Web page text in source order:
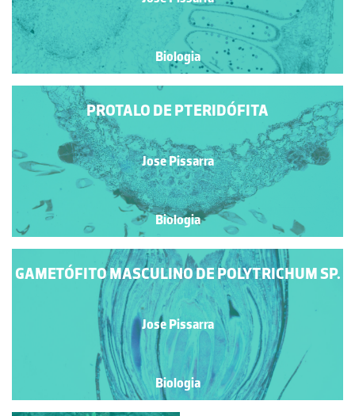
Biologia
PROTALO DE PTERIDÓFITA
Jose Pissarra
Biologia
GAMETÓFITO MASCULINO DE POLYTRICHUM SP.
Jose Pissarra
Biologia